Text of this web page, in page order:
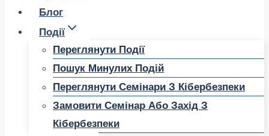
Блог
Події
Переглянути Події
Пошук Минулих Подій
Переглянути Семінари З Кібербезпеки
Замовити Семінар Або Захід З
Кібербезпеки